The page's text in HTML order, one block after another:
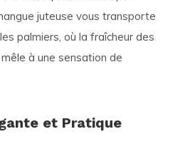
juteuse vous transporte
palmiers, où la fraîcheur des
à une sensation de
et Pratique